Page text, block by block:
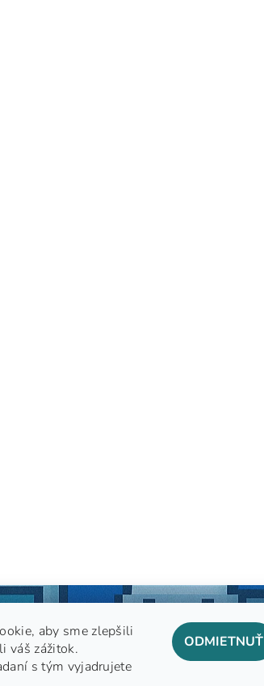
GDPR
aby sme zlepšili
váš zážitok.
s tým vyjadrujete
ODMIETNUŤ